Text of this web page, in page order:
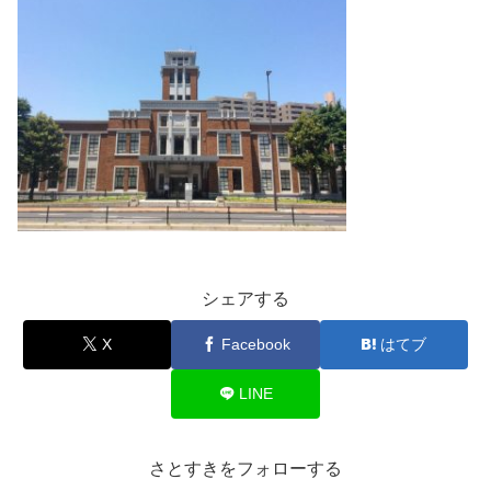
シェアする
X Facebook はてブ
LINE
さとすきをフォローする